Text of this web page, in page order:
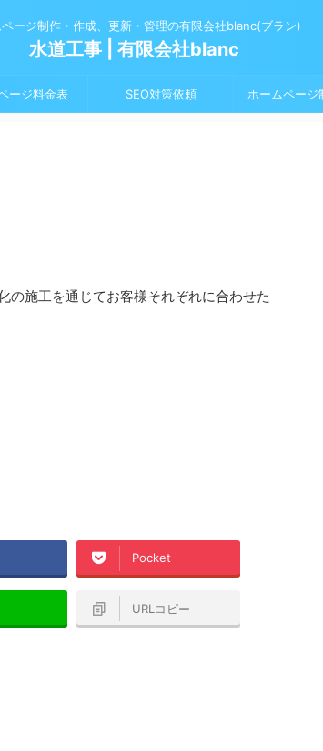
ージ制作・作成、更新・管理の有限会社blanc(ブラン)
水道工事 | 有限会社blanc
ージ料金表 SEO対策依頼 ホームページ
の施工を通じてお客様それぞれに合わせた
Pocket
URLコピー